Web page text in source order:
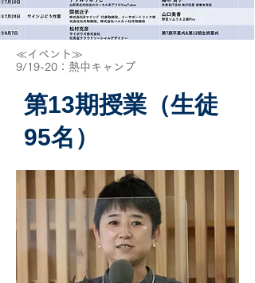
≪イベント≫
9/19-20：熱中キャンプ
第13期授業（生徒
95名）